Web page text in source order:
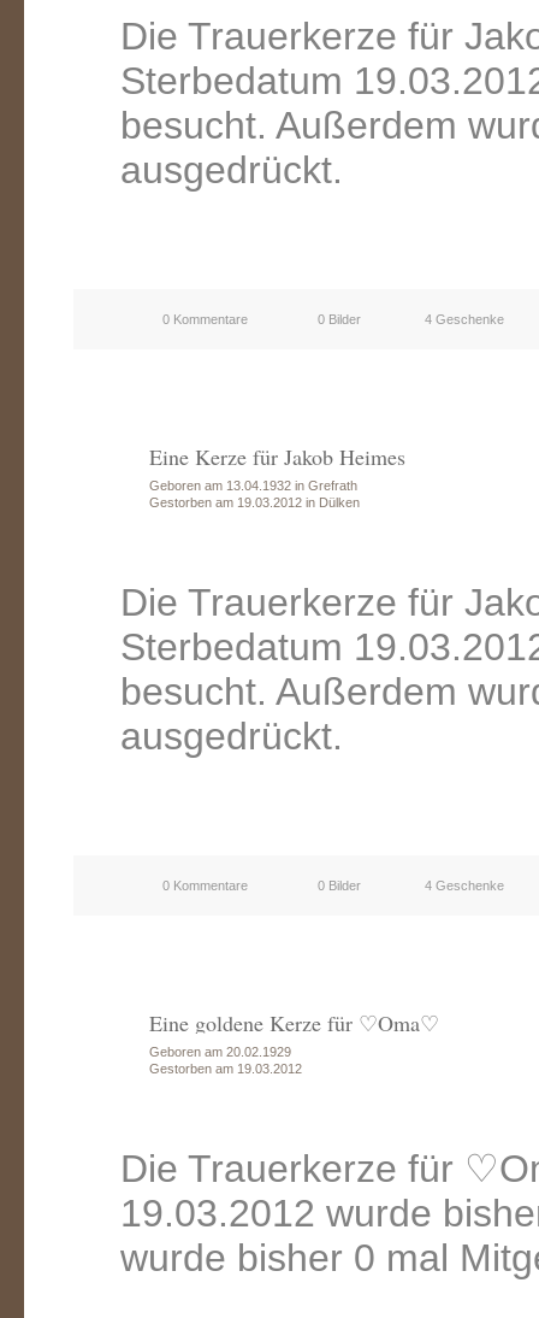
Die Trauerkerze für
Sterbedatum
besucht. Außerdem
ausgedrückt.
0 Kommentare 0 Bilder 4 Geschenke
Eine Kerze für Jakob Heimes
Geboren am 13.04.1932 in Grefrath
Gestorben am 19.03.2012 in Dülken
Die Trauerkerze für
Sterbedatum
besucht. Außerdem
ausgedrückt.
0 Kommentare 0 Bilder 4 Geschenke
Eine goldene Kerze für ♡Oma♡
Geboren am 20.02.1929
Gestorben am 19.03.2012
Die Trauerkerze für
19.03.2012 wurde
wurde bisher 0 mal